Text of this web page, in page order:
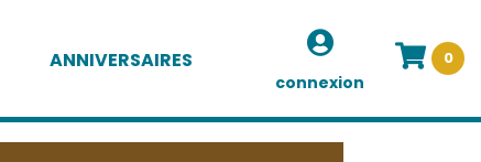
ANNIVERSAIRES
connexion
0